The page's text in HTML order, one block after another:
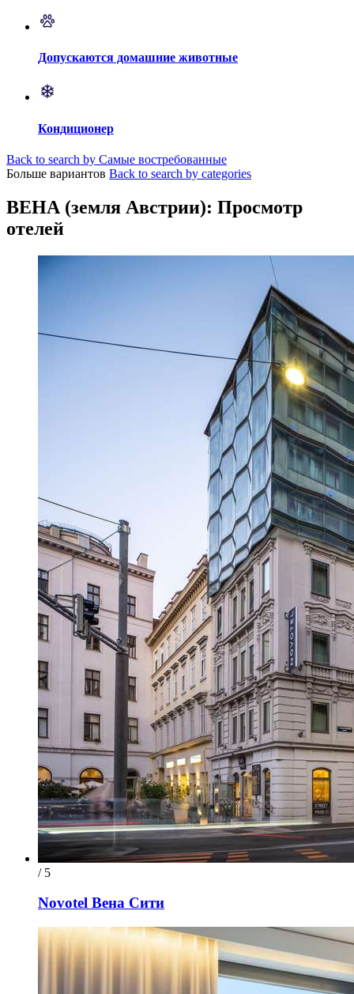
Допускаются домашние животные
Кондиционер
Back to search by Самые востребованные
Больше вариантов Back to search by categories
ВЕНА (земля Австрии): Просмотр
отелей
/ 5
Novotel Вена Сити